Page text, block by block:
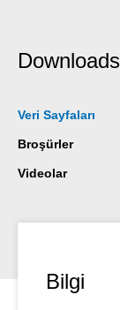
Downloads
Veri Sayfaları
Broşürler
Videolar
Bilgi